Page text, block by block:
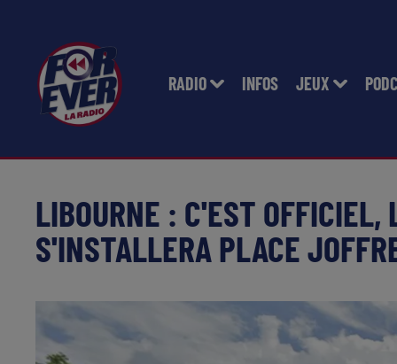
RADIO INFOS JEUX
LIBOURNE : C'EST OFFICIEL,
S'INSTALLERA PLACE